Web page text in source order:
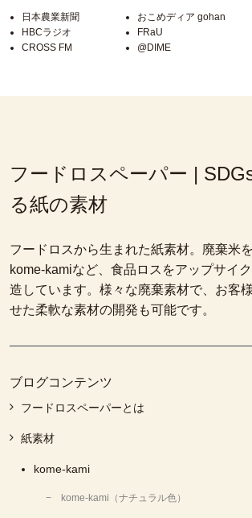
日本農業新聞
HBCラジオ
CROSS FM
おこめディア gohan
FRaU
@DIME
フードロスペーパー |
る紙の素材
フードロスから生まれた紙素材。廃棄米
kome-kamiなど、食品ロスをアップサイ
造しています。様々な廃棄素材で、お客
せた柔軟な素材の開発も可能です。
ブログコンテンツ
フードロスペーパーとは
紙素材
kome-kami
kome-kami（ナチュラル色）